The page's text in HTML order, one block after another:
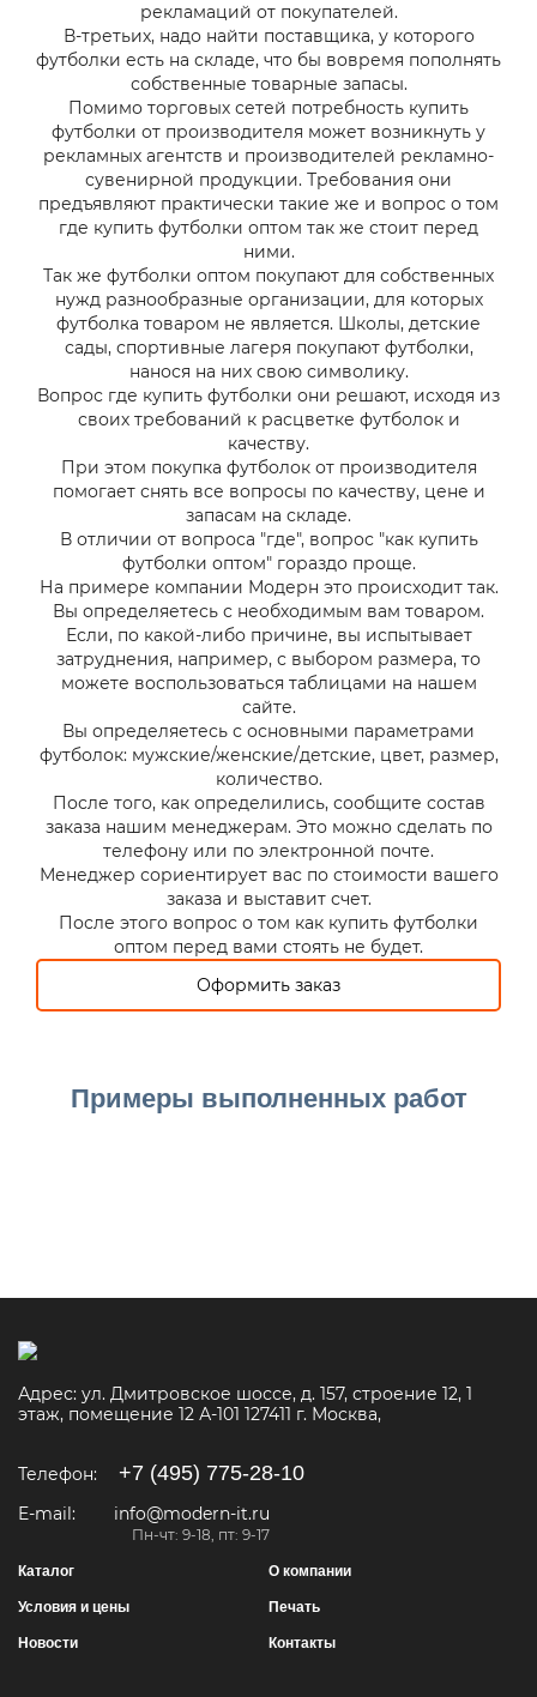
рекламаций от покупателей.
В-третьих, надо найти поставщика, у которого
футболки есть на складе, что бы вовремя пополнять
собственные товарные запасы.
Помимо торговых сетей потребность купить
футболки от производителя может возникнуть у
рекламных агентств и производителей рекламно-
сувенирной продукции. Требования они
предъявляют практически такие же и вопрос о том
где купить футболки оптом так же стоит перед
ними.
Так же футболки оптом покупают для собственных
нужд разнообразные организации, для которых
футболка товаром не является. Школы, детские
сады, спортивные лагеря покупают футболки,
нанося на них свою символику.
Вопрос где купить футболки они решают, исходя из
своих требований к расцветке футболок и
качеству.
При этом покупка футболок от производителя
помогает снять все вопросы по качеству, цене и
запасам на складе.
В отличии от вопроса "где", вопрос "как купить
футболки оптом" гораздо проще.
На примере компании Модерн это происходит так.
Вы определяетесь с необходимым вам товаром.
Если, по какой-либо причине, вы испытывает
затруднения, например, с выбором размера, то
можете воспользоваться таблицами на нашем
сайте.
Вы определяетесь с основными параметрами
футболок: мужские/женские/детские, цвет, размер,
количество.
После того, как определились, сообщите состав
заказа нашим менеджерам. Это можно сделать по
телефону или по электронной почте.
Менеджер сориентирует вас по стоимости вашего
заказа и выставит счет.
После этого вопрос о том как купить футболки
оптом перед вами стоять не будет.
Оформить заказ
Примеры выполненных работ
Адрес: ул. Дмитровское шоссе, д. 157, строение 12, 1
этаж, помещение 12 А-101 127411 г. Москва,
Телефон: +7 (495) 775-28-10
E-mail: info@modern-it.ru
Пн-чт: 9-18, пт: 9-17
Каталог О компании
Условия и цены Печать
Новости Контакты